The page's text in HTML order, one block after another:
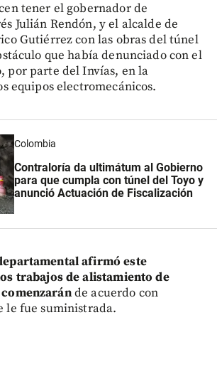
tener el gobernador de
Julián Rendón, y el alcalde de
Gutiérrez con las obras del túnel
que había denunciado con el
por parte del Invías, en la
equipos electromecánicos.
Colombia
Contraloría da ultimátum al Gobierno
para que cumpla con túnel del Toyo y
anunció Actuación de Fiscalización
afirmó este
trabajos de alistamiento de
de acuerdo con
le fue suministrada.